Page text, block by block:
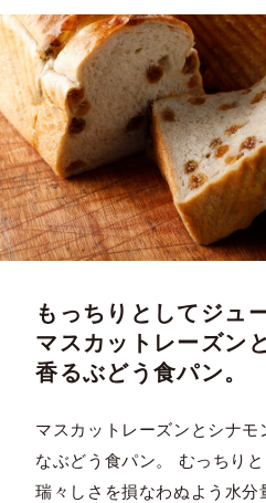
もっちりとしてジュ
マスカットレーズン
香るぶどう食パン。
マスカットレーズンとシナ
なぶどう食パン。 むっちり
瑞々しさを損なわぬよう水分